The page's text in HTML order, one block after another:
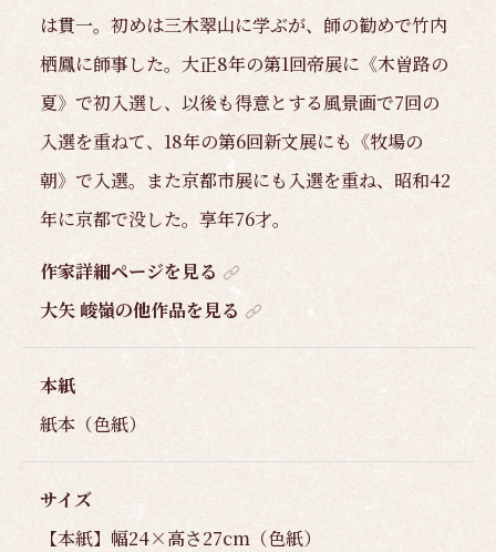
は貫一。初めは三木翠山に学ぶが、師の勧めで竹内
栖鳳に師事した。大正8年の第1回帝展に《木曽路の
夏》で初入選し、以後も得意とする風景画で7回の
入選を重ねて、18年の第6回新文展にも《牧場の
朝》で入選。また京都市展にも入選を重ね、昭和42
年に京都で没した。享年76才。
作家詳細ページを見る
大矢 峻嶺の他作品を見る
本紙
紙本（色紙）
サイズ
【本紙】幅24×高さ27cm（色紙）